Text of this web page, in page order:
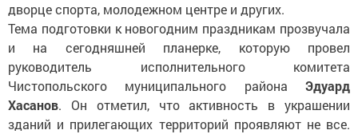
дворце спорта, молодежном центре и других.
Тема подготовки к новогодним праздникам прозвучала
и на сегодняшней планерке, которую провел
руководитель исполнительного комитета
Чистопольского муниципального района Эдуард
Хасанов. Он отметил, что активность в украшении
зданий и прилегающих территорий проявляют не все.